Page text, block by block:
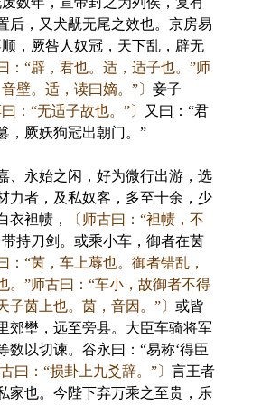
后，又犬旤无尾之效也。京房易
，厥咎人奴冠，天下乱，辟无
：“辟，君也。适，适子也。”师
壁。适，读曰嫡。”〕 妾子
：“无适子故也。”〕
又曰：“君
，厥妖狗冠出朝门。”
永始之闲，好为微行出游，选
力者，及私奴客，多至十余，少
衣袒帻，
〔师古曰：“袒帻，不
带持刀剑。或乘小车，御者在茵
：“茵，车上蓐也。御者错乱，
。”师古曰：“车小，故御者不得
子茵上也。茵，音因。”〕 或皆
郊壄，远至旁县。大臣车骑将军
数以切谏。谷永曰：“易称‘得臣
古曰：“损卦上九爻辞。”〕 言王者
家也。今陛下弃万乘之至贵，乐